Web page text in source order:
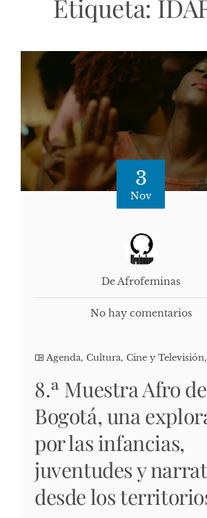
Etiqueta:
3
Nov
De Afrofeminas
No hay comentarios
Agenda, Cultura, Cine y Televisión,
8.ª Muestra Afro de
Bogotá, una
por las infancias,
juventudes y
desde los